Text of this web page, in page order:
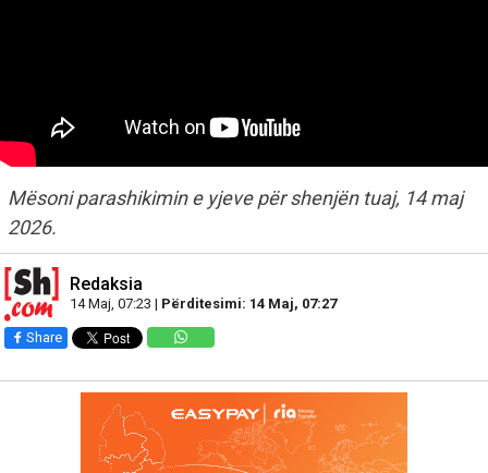
Mësoni parashikimin e yjeve për shenjën tuaj, 14 maj
2026.
Redaksia
14 Maj, 07:23 | Përditesimi: 14 Maj, 07:27
Share